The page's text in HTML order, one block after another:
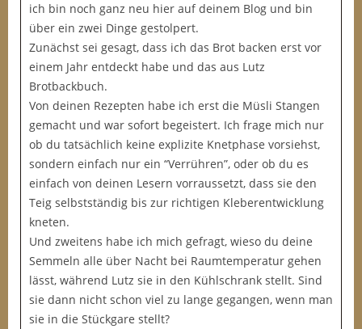
ich bin noch ganz neu hier auf deinem Blog und bin
über ein zwei Dinge gestolpert.
Zunächst sei gesagt, dass ich das Brot backen erst vor
einem Jahr entdeckt habe und das aus Lutz
Brotbackbuch.
Von deinen Rezepten habe ich erst die Müsli Stangen
gemacht und war sofort begeistert. Ich frage mich nur
ob du tatsächlich keine explizite Knetphase vorsiehst,
sondern einfach nur ein “Verrühren”, oder ob du es
einfach von deinen Lesern vorraussetzt, dass sie den
Teig selbstständig bis zur richtigen Kleberentwicklung
kneten.
Und zweitens habe ich mich gefragt, wieso du deine
Semmeln alle über Nacht bei Raumtemperatur gehen
lässt, während Lutz sie in den Kühlschrank stellt. Sind
sie dann nicht schon viel zu lange gegangen, wenn man
sie in die Stückgare stellt?